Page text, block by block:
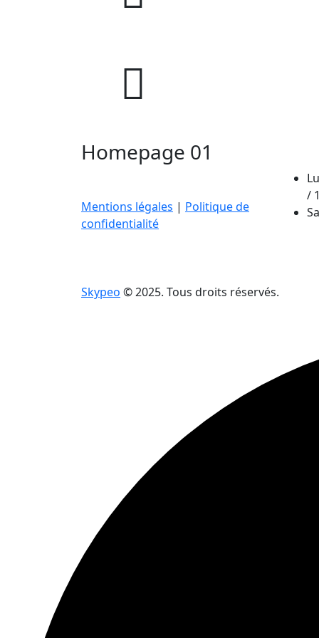
Homepage 01
Mentions légales | Politique de
confidentialité
/
Skypeo © 2025. Tous droits réservés.